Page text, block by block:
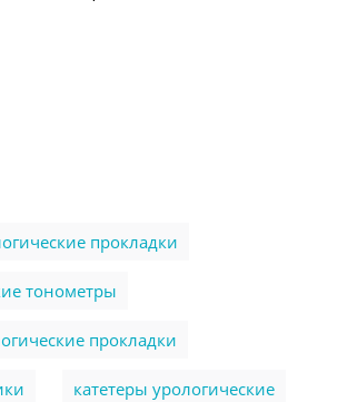
прокладки
тонометры
прокладки
катетеры урологические